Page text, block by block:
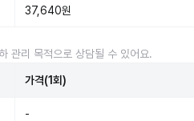
37,640원
관리 목적으로 상담될 수 있어요.
가격(1회)
-